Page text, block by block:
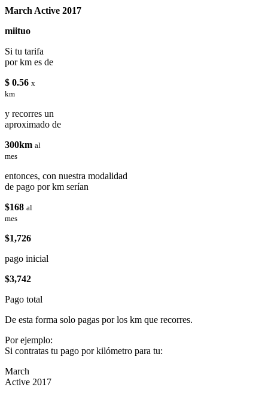
March Active 2017
miituo
Si tu tarifa
por km es de
$ 0.56 x
km
y recorres un
aproximado de
300km al
mes
entonces, con nuestra modalidad
de pago por km serían
$168 al
mes
$1,726
pago inicial
$3,742
Pago total
De esta forma solo pagas por los km que recorres.
Por ejemplo:
Si contratas tu pago por kilómetro para tu:
March
Active 2017